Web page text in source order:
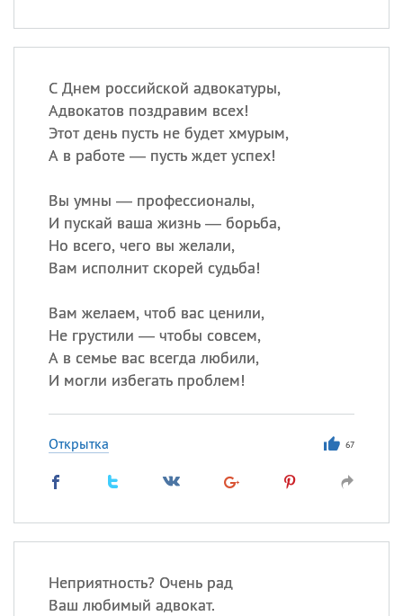
С Днем российской адвокатуры,
Адвокатов поздравим всех!
Этот день пусть не будет хмурым,
А в работе — пусть ждет успех!
Вы умны — профессионалы,
И пускай ваша жизнь — борьба,
Но всего, чего вы желали,
Вам исполнит скорей судьба!
Вам желаем, чтоб вас ценили,
Не грустили — чтобы совсем,
А в семье вас всегда любили,
И могли избегать проблем!
Открытка 67
Неприятность? Очень рад
Ваш любимый адвокат.